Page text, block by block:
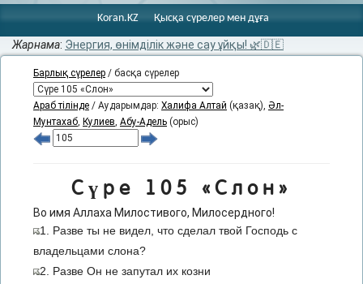
Koran.KZ Қысқа сүрелер мен дұға
Жарнама: Энергия, өнімділік және сау ұйқы! 🌿🇩🇪
Барлық сүрелер / басқа сүрелер
Араб тілінде / Аударымдар: Халифа Алтай (қазақ), Әл-
Мунтахаб, Кулиев, Абу-Адель (орыс)
Сүре 105 «Слон»
Во имя Аллаха Милостивого, Милосердного!
1. Разве ты не видел, что сделал твой Господь с
владельцами слона?
2. Разве Он не запутал их козни